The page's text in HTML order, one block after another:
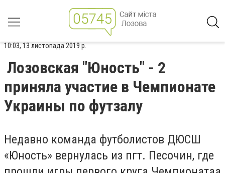
10:03, 13 листопада 2019 р.
Лозовская "Юность" - 2
приняла участие в Чемпионате
Украины по футзалу
Недавно команда футболистов ДЮСШ
«Юность» вернулась из пгт. Песочин, где